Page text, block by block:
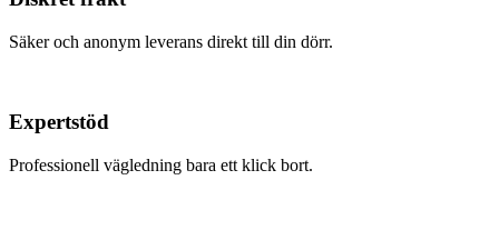
Säker och anonym leverans direkt till din dörr.
Expertstöd
Professionell vägledning bara ett klick bort.